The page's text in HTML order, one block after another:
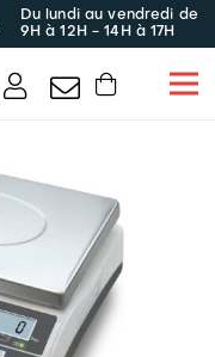
Du lundi au vendredi de
9H à 12H - 14H à 17H